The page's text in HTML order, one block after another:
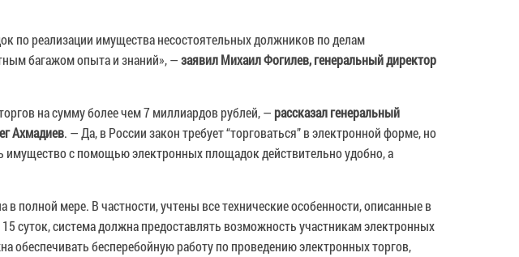
по реализации имущества несостоятельных должников по делам
багажом опыта и знаний», —заявил Михаил Фогилев, генеральный директор
на сумму более чем 7 миллиардов рублей, — рассказал генеральный
Ахмадиев. — Да, в России закон требует “торговаться” в электронной форме, но
имущество с помощью электронных площадок действительно удобно, а
полной мере. В частности, учтены все технические особенности, описанные в
суток, система должна предоставлять возможность участникам электронных
обеспечивать бесперебойную работу по проведению электронных торгов,